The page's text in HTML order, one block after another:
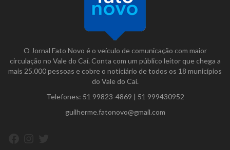
O Jornal Fato Novo é o veículo de comunicação com maior
circulação no Vale do Caí. Conta com um público leitor que chega a
mais 25.000 pessoas e cobre o noticiário de todos os 18 municípios
do Vale do Caí.
Telefones: 51 99823-4869 | 51 999430952
guilherme.fatonovo@gmail.com